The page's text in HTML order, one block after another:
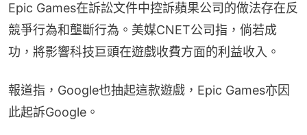
Epic Games在訴訟文件中控訴蘋果公司的做法存在反
競爭行為和壟斷行為。美媒CNET公司指，倘若成
功，將影響科技巨頭在遊戲收費方面的利益收入。
報道指，Google也抽起這款遊戲，Epic Games亦因
此起訴Google。